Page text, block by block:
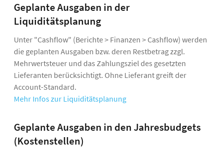
Geplante Ausgaben in der
Liquiditätsplanung
Unter "Cashflow" (Berichte > Finanzen > Cashflow) werden
die geplanten Ausgaben bzw. deren Restbetrag zzgl.
Mehrwertsteuer und das Zahlungsziel des gesetzten
Lieferanten berücksichtigt. Ohne Lieferant greift der
Account-Standard.
Mehr Infos zur Liquiditätsplanung
Geplante Ausgaben in den Jahresbudgets
(Kostenstellen)